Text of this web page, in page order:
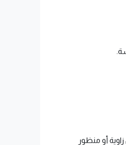
أو منظور